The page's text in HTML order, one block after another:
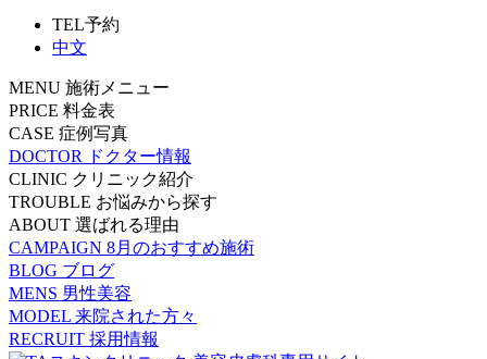
TEL予約
中文
MENU 施術メニュー
PRICE 料金表
CASE 症例写真
DOCTOR
ドクター情報
CLINIC クリニック紹介
TROUBLE お悩みから探す
ABOUT 選ばれる理由
CAMPAIGN 8月のおすすめ施術
BLOG ブログ
MENS 男性美容
MODEL 来院された方々
RECRUIT 採用情報